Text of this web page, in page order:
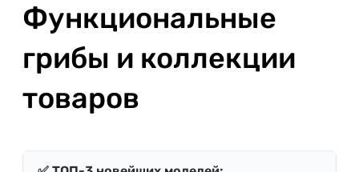
Функциональные
грибы и коллекции
товаров